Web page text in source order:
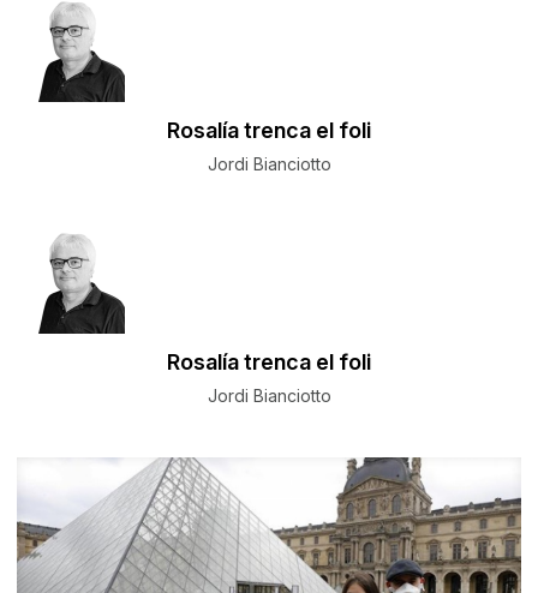
Rosalía trenca el foli
Jordi Bianciotto
Rosalía trenca el foli
Jordi Bianciotto